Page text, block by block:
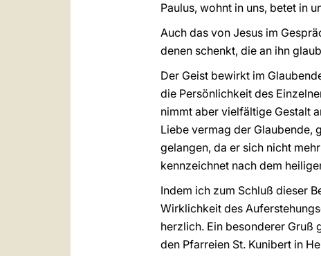
Paulus, wohnt in uns, betet in
Auch das von Jesus im
denen schenkt, die an ihn
Der Geist bewirkt im
die Persönlichkeit des
nimmt aber vielfältige Gestalt
Liebe vermag der Glaubende,
gelangen, da er sich nicht
kennzeichnet nach dem
Indem ich zum Schluß dieser
Wirklichkeit des
herzlich. Ein besonderer Gruß
den Pfarreien St. Kunibert in